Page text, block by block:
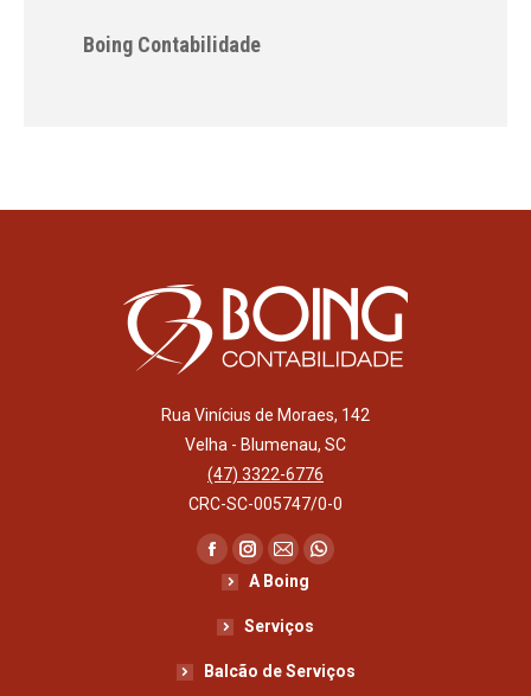
Boing Contabilidade
Rua Vinícius de Moraes, 142
Velha - Blumenau, SC
(47) 3322-6776
CRC-SC-005747/0-0
Facebook
page
opens
Instagram
page
opens
Mail
page
opens
Whatsapp
new
A Boing
Serviços
Balcão de Serviços